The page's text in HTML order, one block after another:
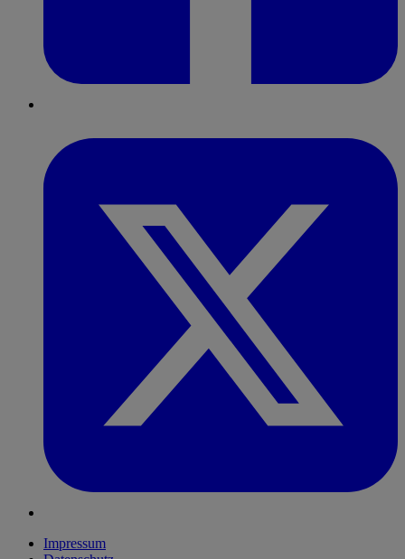
Impressum